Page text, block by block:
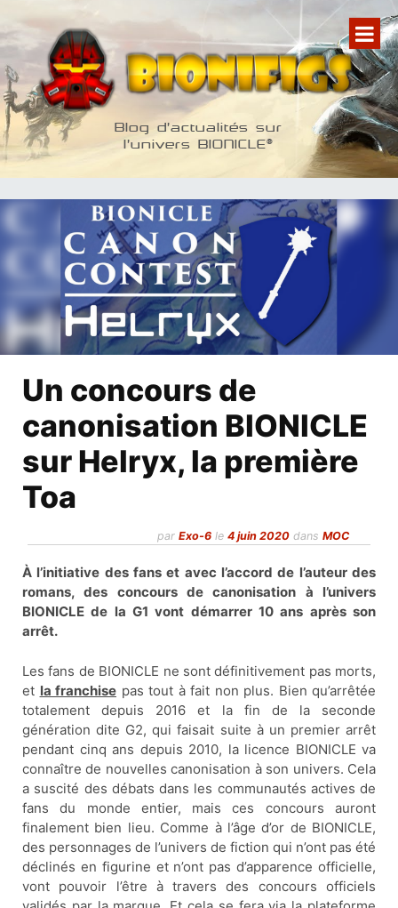
au
contenu
Blog d'actualités sur
l'univers BIONICLE®
Un concours de
canonisation BIONICLE
sur Helryx, la première
Toa
parExo-6 le4 juin 2020 dansMOC
À l’initiative des fans et avec l’accord de l’auteur des
romans, des concours de canonisation à l’univers
BIONICLE de la G1 vont démarrer 10 ans après son
arrêt.
Les fans de BIONICLE ne sont définitivement pas morts,
et la franchise pas tout à fait non plus. Bien qu’arrêtée
totalement depuis 2016 et la fin de la seconde
génération dite G2, qui faisait suite à un premier arrêt
pendant cinq ans depuis 2010, la licence BIONICLE va
connaître de nouvelles canonisation à son univers. Cela
a suscité des débats dans les communautés actives de
fans du monde entier, mais ces concours auront
finalement bien lieu. Comme à l’âge d’or de BIONICLE,
des personnages de l’univers de fiction qui n’ont pas été
déclinés en figurine et n’ont pas d’apparence officielle,
vont pouvoir l’être à travers des concours officiels